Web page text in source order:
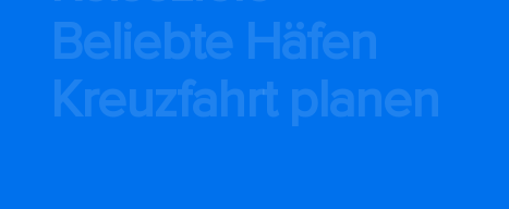
Beliebte Häfen
Kreuzfahrt planen